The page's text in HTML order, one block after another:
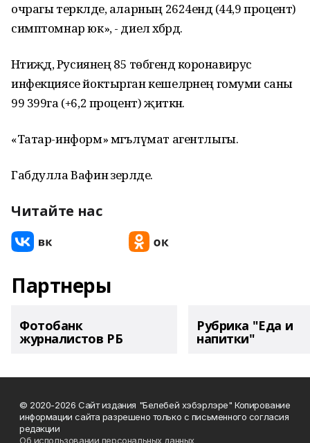
очрагы теркәлде, аларның 2624ендә (44,9 процент)
симптомнар юк», - диелә хәбәрдә.
Нәтиҗәдә, Русиянең 85 төбәгендә коронавирус
инфекциясе йоктырган кешеләрнең гомуми саны
99 399га (+6,2 процент) җиткән.
«Татар-информ» мәгълүмат агентлыгы.
Габдулла Вафин әзерләде.
Читайте нас
Партнеры
Фотобанк
журналистов РБ
Рубрика "Еда и
напитки"
© 2020-2026 Сайт издания "Белебей хэбэрлэре" Копирование
информации сайта разрешено только с письменного согласия
редакции
Об использовании персональных данных